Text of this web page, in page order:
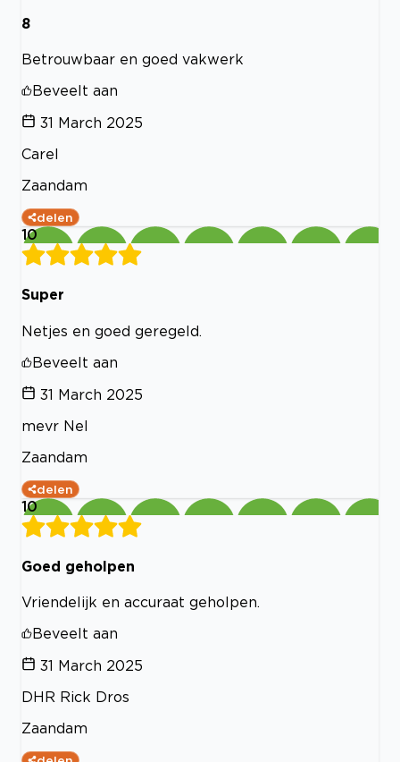
8
Betrouwbaar en goed vakwerk
Beveelt aan
31 March 2025
Carel
Zaandam
delen
10
Super
Netjes en goed geregeld.
Beveelt aan
31 March 2025
mevr Nel
Zaandam
delen
10
Goed geholpen
Vriendelijk en accuraat geholpen.
Beveelt aan
31 March 2025
DHR Rick Dros
Zaandam